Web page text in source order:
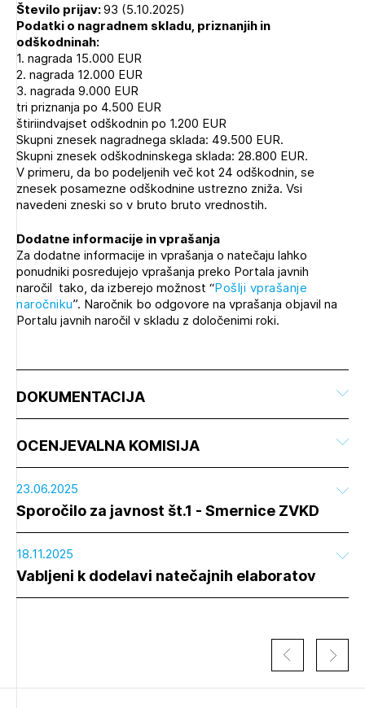
Število prijav:93 (5.10.2025)
Podatki o nagradnem skladu, priznanjih in
odškodninah:
1. nagrada 15.000 EUR
2. nagrada 12.000 EUR
3. nagrada 9.000 EUR
tri priznanja po 4.500 EUR
štiriindvajset odškodnin po 1.200 EUR
Skupni znesek nagradnega sklada: 49.500 EUR.
Skupni znesek odškodninskega sklada: 28.800 EUR.
V primeru, da bo podeljenih več kot 24 odškodnin, se
znesek posamezne odškodnine ustrezno zniža. Vsi
navedeni zneski so v bruto bruto vrednostih.
Dodatne informacije in vprašanja
Za dodatne informacije in vprašanja o natečaju lahko
ponudniki posredujejo vprašanja preko Portala javnih
naročil tako, da izberejo možnost “Pošlji vprašanje
naročniku”. Naročnik bo odgovore na vprašanja objavil na
Portalu javnih naročil v skladu z določenimi roki.
DOKUMENTACIJA
OCENJEVALNA KOMISIJA
23.06.2025
Sporočilo za javnost št.1 - Smernice ZVKD
18.11.2025
Vabljeni k dodelavi natečajnih elaboratov